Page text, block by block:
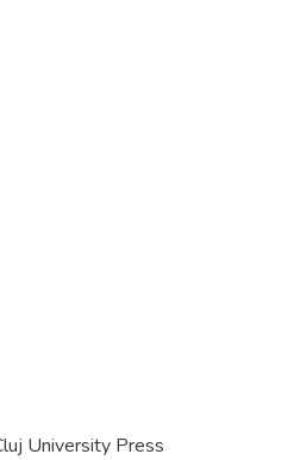
University Press